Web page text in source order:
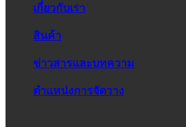
เกี่ยวกับเรา
สินค้า
ข่าวสารและบทความ
ตำแหน่งการจัดวาง